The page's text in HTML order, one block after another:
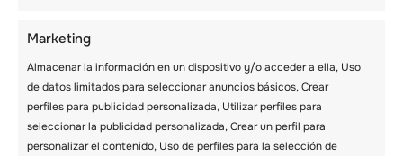
Marketing
Almacenar la información en un dispositivo y/o acceder a ella, Uso
de datos limitados para seleccionar anuncios básicos, Crear
perfiles para publicidad personalizada, Utilizar perfiles para
seleccionar la publicidad personalizada, Crear un perfil para
personalizar el contenido, Uso de perfiles para la selección de
con un fino revestimiento para repeler el agua
y evitar que se asiente o se impregne . El
revestimiento se denomina tratamiento
hidrófugo duradero (DWR).
– Aislamiento o envoltura